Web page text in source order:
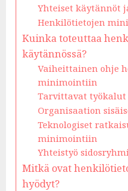
Yhteiset käytännöt
Henkilötietojen
Kuinka toteuttaa
käytännössä?
Vaiheittainen ohje
minimointiin
Tarvittavat työkalut
Organisaation
Teknologiset
minimointiin
Yhteistyö
Mitkä ovat
hyödyt?